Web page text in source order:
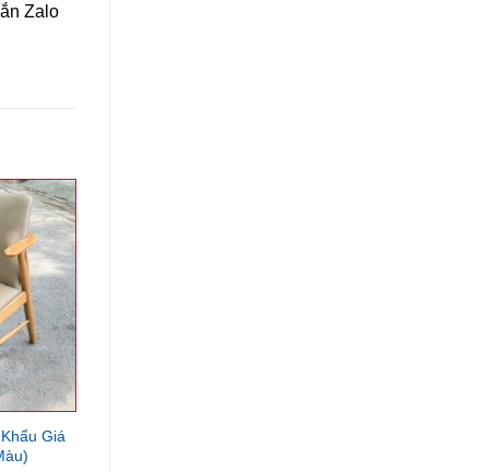
Zalo
Giá